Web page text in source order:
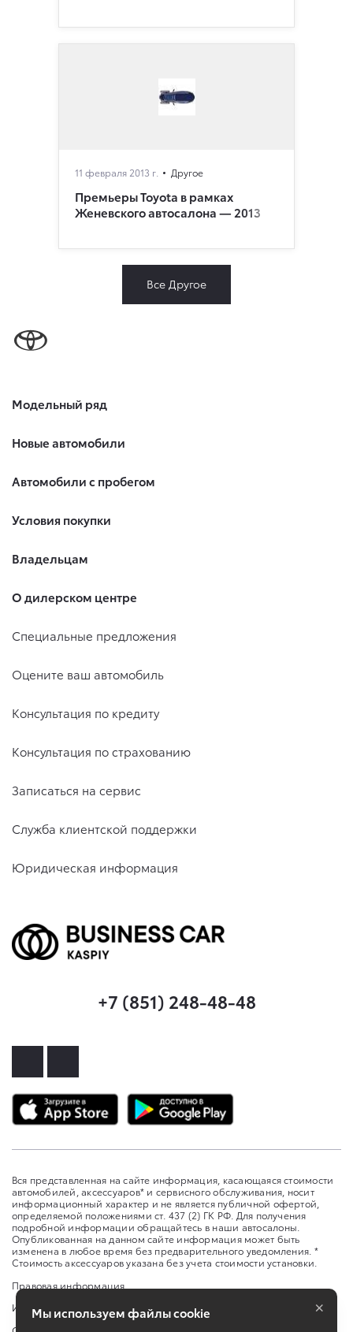
11 февраля 2013 г. Другое
Премьеры Toyota в рамках
Женевского автосалона — 2013
Все Другое
Модельный ряд
Новые автомобили
Автомобили с пробегом
Условия покупки
Владельцам
О дилерском центре
Специальные предложения
Оцените ваш автомобиль
Консультация по кредиту
Консультация по страхованию
Записаться на сервис
Служба клиентской поддержки
Юридическая информация
+7 (851) 248-48-48
Вся представленная на сайте информация, касающаяся стоимости
автомобилей, аксессуаров* и сервисного обслуживания, носит
информационный характер и не является публичной офертой,
определяемой положениями ст. 437 (2) ГК РФ. Для получения
подробной информации обращайтесь в наши автосалоны.
Опубликованная на данном сайте информация может быть
изменена в любое время без предварительного уведомления. *
Стоимость аксессуаров указана без учета стоимости установки.
Правовая информация
Изменить настройку cookies
Мы используем файлы cookie ×